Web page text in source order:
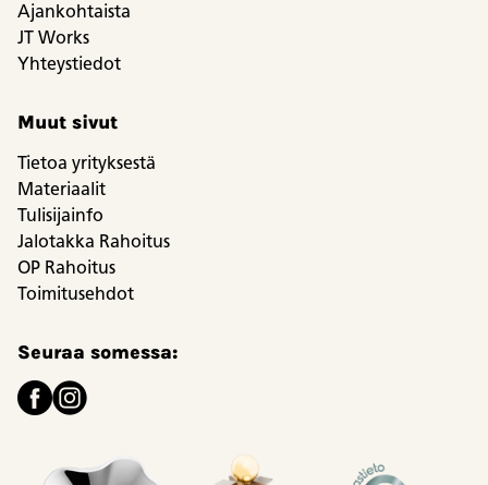
Ajankohtaista
JT Works
Yhteystiedot
Muut sivut
Tietoa yrityksestä
Materiaalit
Tulisijainfo
Jalotakka Rahoitus
OP Rahoitus
Toimitusehdot
Seuraa somessa: